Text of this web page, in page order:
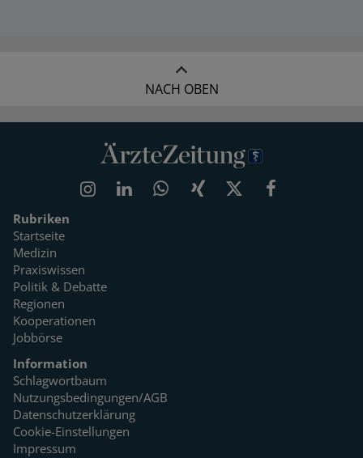
NACH OBEN
Rubriken
Startseite
Medizin
Praxiswissen
Politik & Debatte
Regionen
Kooperationen
Jobbörse
Information
Schlagwortbaum
Nutzungsbedingungen/AGB
Datenschutzerklärung
Cookie-Einstellungen
Impressum